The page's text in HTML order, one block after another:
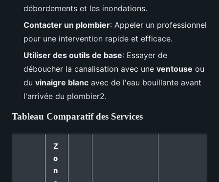
débordements et les inondations.
Contacter un plombier: Appeler un professionnel
pour une intervention rapide et efficace.
Utiliser des outils de base: Essayer de
déboucher la canalisation avec une ventouse ou
du vinaigre blanc avec de l'eau bouillante avant
l'arrivée du plombier2.
Tableau Comparatif des Services
Z
o
n